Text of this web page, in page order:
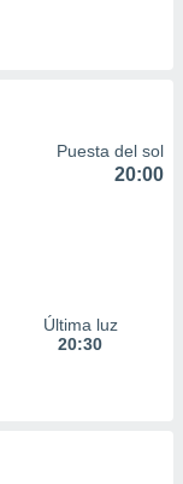
Puesta del sol
20:00
Última luz
20:30